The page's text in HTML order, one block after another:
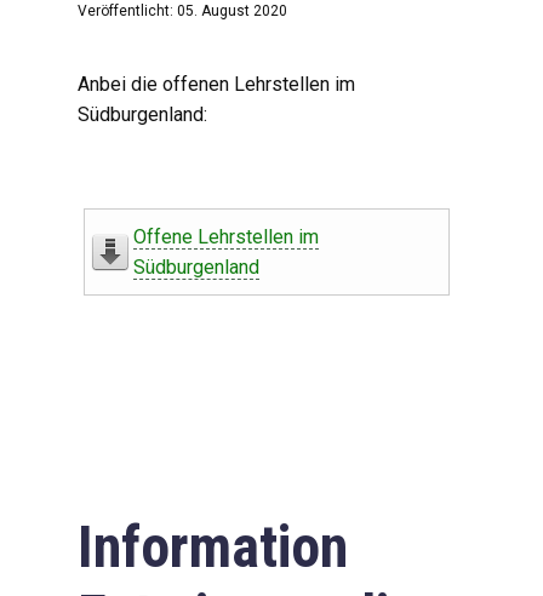
Veröffentlicht: 05. August 2020
Anbei die offenen Lehrstellen im
Südburgenland:
Offene Lehrstellen im
Südburgenland
Information